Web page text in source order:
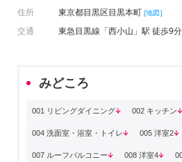
住所
東京都目黒区目黒本町 [地図]
交通 東急目黒線「西小山」駅 徒歩9分
みどころ
001 リビングダイニング 002 キッチン
004 洗面室・浴室・トイレ 005 洋室2
007 ルーフバルコニー 008 洋室4